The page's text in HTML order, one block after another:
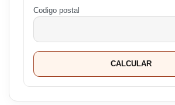
Codigo postal
CALCULAR